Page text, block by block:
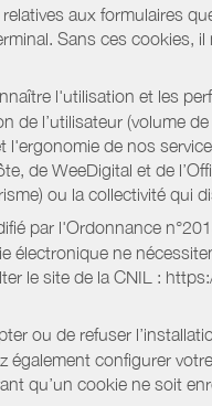
aux formulaires
Sans ces cookies,
l'utilisation et les
l’utilisateur (volume
de nos
de WeeDigital et de
ou la collectivité qui
par l'Ordonnance
électronique ne
le site de la CNIL :
ou de refuser
configurer
qu’un cookie ne soit